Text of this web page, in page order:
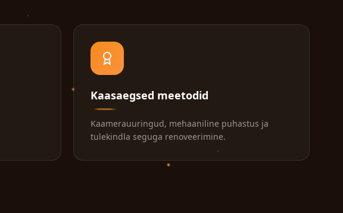
Kaasaegsed meetodid
Kaamerauuringud, mehaaniline puhastus ja
tulekindla seguga renoveerimine.